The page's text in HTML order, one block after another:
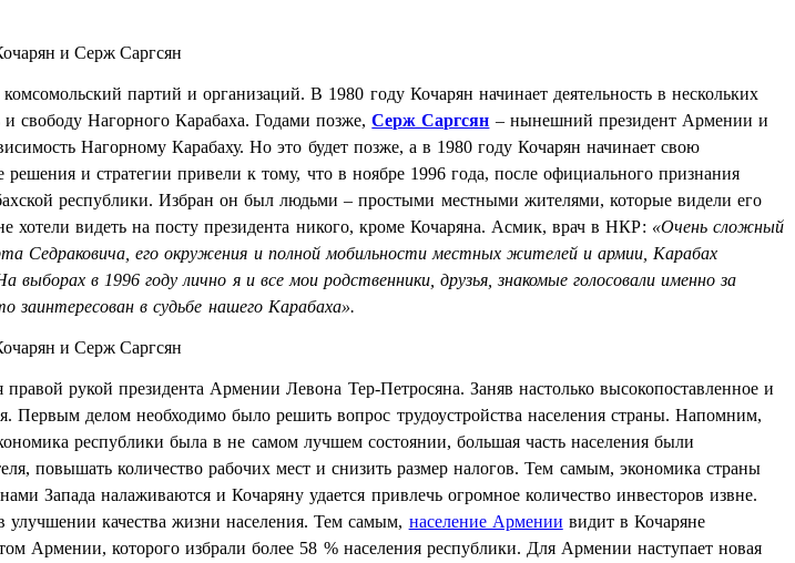
партий и организаций. В 1980 году Кочарян начинает деятельность в нескольких
и свободу Нагорного Карабаха. Годами позже,Серж Саргсян – нынешний президент Армении и
Нагорному Карабаху. Но это будет позже, а в 1980 году Кочарян начинает свою
и стратегии привели к тому, что в ноябре 1996 года, после официального признания
республики. Избран он был людьми – простыми местными жителями, которые видели его
хотели видеть на посту президента никого, кроме Кочаряна. Асмик, врач в НКР: «Очень сложный
Седраковича, его окружения и полной мобильности местных жителей и армии, Карабах
в 1996 году лично я и все мои родственники, друзья, знакомые голосовали именно за
заинтересован в судьбе нашего Карабаха».
рукой президента Армении Левона Тер-Петросяна. Заняв настолько высокопоставленное и
Первым делом необходимо было решить вопрос трудоустройства населения страны. Напомним,
республики была в не самом лучшем состоянии, большая часть населения были
повышать количество рабочих мест и снизить размер налогов. Тем самым, экономика страны
Запада налаживаются и Кочаряну удается привлечь огромное количество инвесторов извне.
улучшении качества жизни населения. Тем самым, население Армении видит в Кочаряне
Армении, которого избрали более 58 % населения республики. Для Армении наступает новая